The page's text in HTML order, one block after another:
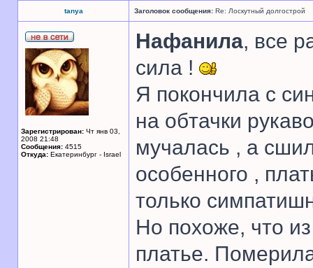
tanya Заголовок сообщения: Re: Лоскутный долгострой
Зарегистрирован: Чт янв 03,
2008 21:48
Сообщения: 4515
Откуда: Екатеринбург - Israel
Нафанила, все
сила !
Я покончила с
на обтачки
мучалась , а
особенного ,
только
Но похоже, что
платье.